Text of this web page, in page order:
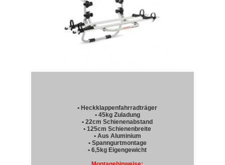
• Heckklappenfahrradträger
• 45kg Zuladung
• 22cm Schienenabstand
• 125cm Schienenbreite
• Aus Aluminium
• Spanngurtmontage
• 6,5kg Eigengewicht